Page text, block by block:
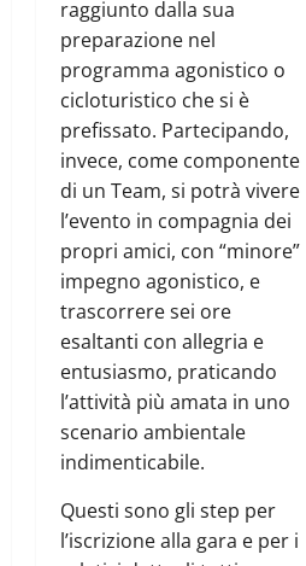
raggiunto dalla sua
preparazione nel
programma agonistico o
cicloturistico che si è
prefissato. Partecipando,
invece, come componente
di un Team, si potrà vivere
l’evento in compagnia dei
propri amici, con “minore”
impegno agonistico, e
trascorrere sei ore
esaltanti con allegria e
entusiasmo, praticando
l’attività più amata in uno
scenario ambientale
indimenticabile.
Questi sono gli step per
l’iscrizione alla gara e per i